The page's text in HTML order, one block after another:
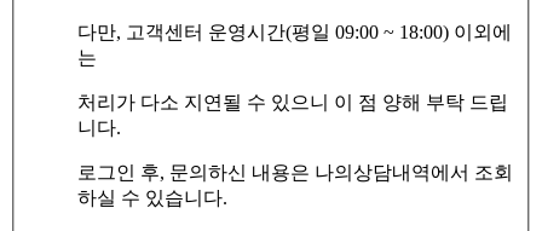
다만, 고객센터 운영시간(평일 09:00 ~ 18:00) 이외에
는
처리가 다소 지연될 수 있으니 이 점 양해 부탁 드립
니다.
로그인 후, 문의하신 내용은 나의상담내역에서 조회
하실 수 있습니다.